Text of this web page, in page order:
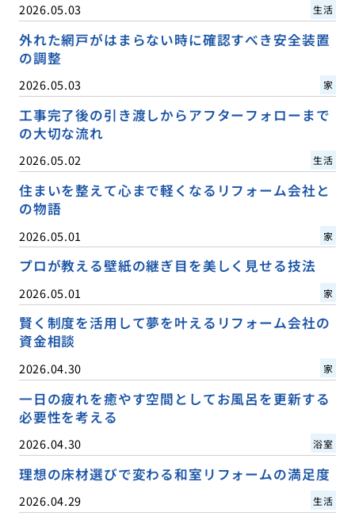
2026.05.03 生活
外れた網戸がはまらない時に確認すべき安全装置
の調整
2026.05.03 家
工事完了後の引き渡しからアフターフォローまで
の大切な流れ
2026.05.02 生活
住まいを整えて心まで軽くなるリフォーム会社と
の物語
2026.05.01 家
プロが教える壁紙の継ぎ目を美しく見せる技法
2026.05.01 家
賢く制度を活用して夢を叶えるリフォーム会社の
資金相談
2026.04.30 家
一日の疲れを癒やす空間としてお風呂を更新する
必要性を考える
2026.04.30 浴室
理想の床材選びで変わる和室リフォームの満足度
2026.04.29 生活